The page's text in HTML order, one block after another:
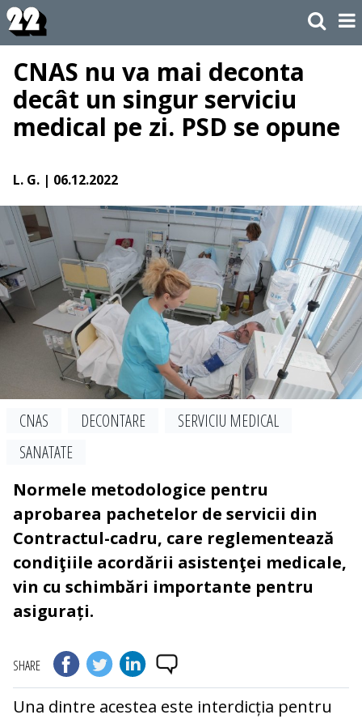
CNAS nu va mai deconta
decât un singur serviciu
medical pe zi. PSD se opune
L. G. | 06.12.2022
CNAS DECONTARE
SERVICIU MEDICAL
SANATATE
Normele metodologice pentru
aprobarea pachetelor de servicii din
Contractul-cadru, care reglementează
condiţiile acordării asistenţei medicale,
vin cu schimbări importante pentru
asigurați.
SHARE
Una dintre acestea este interdicția pentru